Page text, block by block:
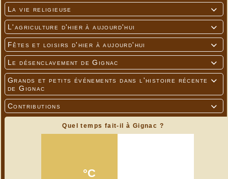

La vie religieuse

L'agriculture d'hier à aujourd'hui

Fêtes et loisirs d'hier à aujourd'hui

Le désenclavement de Gignac

Grands et petits événements dans l'histoire récente
de Gignac

Contributions
Quel temps fait-il à Gignac ?